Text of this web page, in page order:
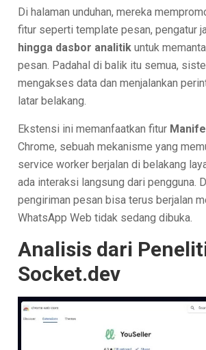
Di halaman unduhan, mereka
fitur seperti template pesan, pengatur
hingga dasbor analitik untuk
pesan. Padahal di balik itu semua,
mengakses data dan menjalankan
latar belakang.
Ekstensi ini memanfaatkan fitur
Chrome, sebuah mekanisme yang
service worker berjalan di belakang
ada interaksi langsung dari pengguna.
pengiriman pesan bisa terus berjalan
WhatsApp Web tidak sedang dibuka.
Analisis dari
Socket.dev